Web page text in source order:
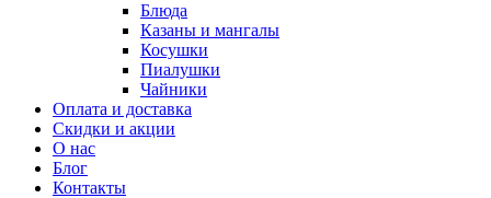
Блюда
Казаны и мангалы
Косушки
Пиалушки
Чайники
Оплата и доставка
Скидки и акции
О нас
Блог
Контакты